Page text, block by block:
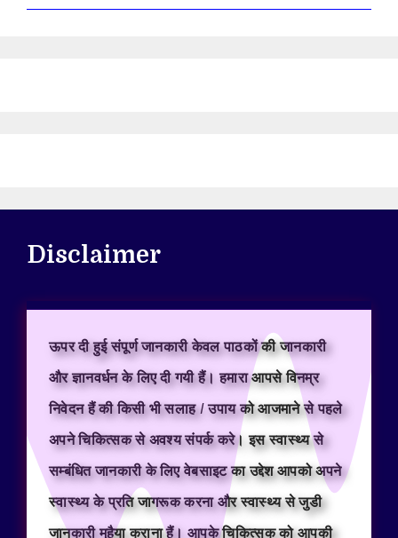
Disclaimer
ऊपर दी हुई संपूर्ण जानकारी केवल पाठकों की जानकारी
और ज्ञानवर्धन के लिए दी गयी हैं। हमारा आपसे विनम्र
निवेदन हैं की किसी भी सलाह / उपाय को आजमाने से पहले
अपने चिकित्सक से अवश्य संपर्क करे। इस स्वास्थ्य से
सम्बंधित जानकारी के लिए वेबसाइट का उद्देश आपको अपने
स्वास्थ्य के प्रति जागरूक करना और स्वास्थ्य से जुडी
जानकारी मुहैया कराना हैं। आपके चिकित्सक को आपकी